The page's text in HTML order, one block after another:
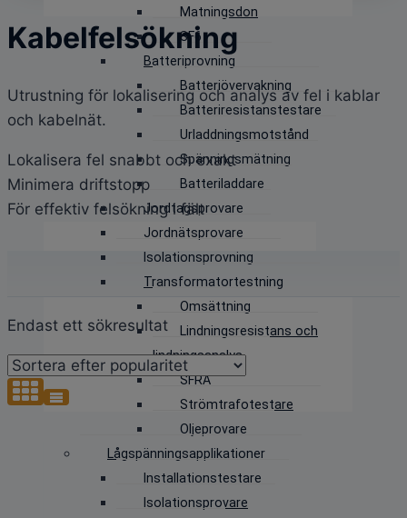
Matningsdon
SF6
Batteriprovning
Batteriövervakning
Batteriresistanstestare
Urladdningsmotstånd
Spänningsmätning
Batteriladdare
Jordtagsprovare
Jordnätsprovare
Isolationsprovning
Transformatortestning
Omsättning
Lindningsresistans och
lindningsanalys
SFRA
Strömtrafotestare
Oljeprovare
Lågspänningsapplikationer
Installationstestare
Isolationsprovare
Kabelfelsökning
Utrustning för lokalisering och analys av fel i kablar
och kabelnät.
Lokalisera fel snabbt och exakt
Minimera driftstopp
För effektiv felsökning i fält
Endast ett sökresultat